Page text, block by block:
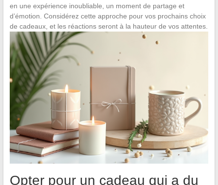
en une expérience inoubliable, un moment de partage et
d’émotion. Considérez cette approche pour vos prochains choix
de cadeaux, et les réactions seront à la hauteur de vos attentes.
Opter pour un cadeau qui a du